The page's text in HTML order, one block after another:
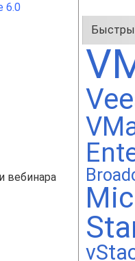
6.0
вебинара